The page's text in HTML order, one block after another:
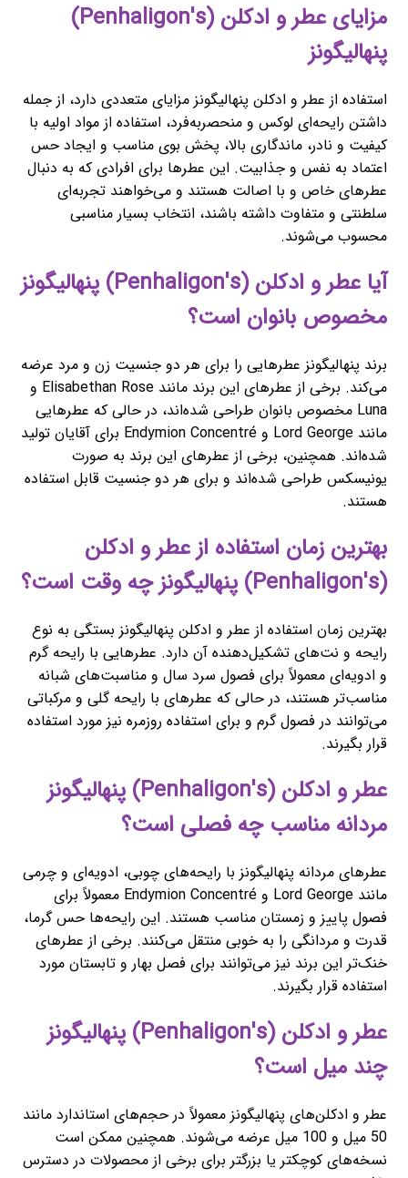
مزایای عطر و ادکلن (Penhaligon's)
پنهالیگونز
استفاده از عطر و ادکلن پنهالیگونز مزایای متعددی دارد، از جمله
داشتن رایحه‌ای لوکس و منحصربه‌فرد، استفاده از مواد اولیه با
کیفیت و نادر، ماندگاری بالا، پخش بوی مناسب و ایجاد حس
اعتماد به نفس و جذابیت. این عطرها برای افرادی که به دنبال
عطرهای خاص و با اصالت هستند و می‌خواهند تجربه‌ای
سلطنتی و متفاوت داشته باشند، انتخاب بسیار مناسبی
محسوب می‌شوند.
آیا عطر و ادکلن (Penhaligon's) پنهالیگونز
مخصوص بانوان است؟
برند پنهالیگونز عطرهایی را برای هر دو جنسیت زن و مرد عرضه
می‌کند. برخی از عطرهای این برند مانند Elisabethan Rose و
Luna مخصوص بانوان طراحی شده‌اند، در حالی که عطرهایی
مانند Lord George و Endymion Concentré برای آقایان تولید
شده‌اند. همچنین، برخی از عطرهای این برند به صورت
یونیسکس طراحی شده‌اند و برای هر دو جنسیت قابل استفاده
هستند.
بهترین زمان استفاده از عطر و ادکلن
(Penhaligon's) پنهالیگونز چه وقت است؟
بهترین زمان استفاده از عطر و ادکلن پنهالیگونز بستگی به نوع
رایحه و نت‌های تشکیل‌دهنده آن دارد. عطرهایی با رایحه گرم
و ادویه‌ای معمولاً برای فصول سرد سال و مناسبت‌های شبانه
مناسب‌تر هستند، در حالی که عطرهای با رایحه گلی و مرکباتی
می‌توانند در فصول گرم و برای استفاده روزمره نیز مورد استفاده
قرار بگیرند.
عطر و ادکلن (Penhaligon's) پنهالیگونز
مردانه مناسب چه فصلی است؟
عطرهای مردانه پنهالیگونز با رایحه‌های چوبی، ادویه‌ای و چرمی
مانند Lord George و Endymion Concentré معمولاً برای
فصول پاییز و زمستان مناسب هستند. این رایحه‌ها حس گرما،
قدرت و مردانگی را به خوبی منتقل می‌کنند. برخی از عطرهای
خنک‌تر این برند نیز می‌توانند برای فصل بهار و تابستان مورد
استفاده قرار بگیرند.
عطر و ادکلن (Penhaligon's) پنهالیگونز
چند میل است؟
عطر و ادکلن‌های پنهالیگونز معمولاً در حجم‌های استاندارد مانند
50 میل و 100 میل عرضه می‌شوند. همچنین ممکن است
نسخه‌های کوچکتر یا بزرگتر برای برخی از محصولات در دسترس